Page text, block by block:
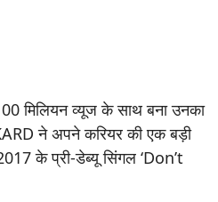
मिलियन व्यूज के साथ बना उनका
ने अपने करियर की एक बड़ी
के प्री-डेब्यू सिंगल ‘Don’t